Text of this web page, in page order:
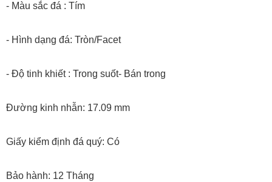
- Màu sắc đá : Tím
- Hình dạng đá: Tròn/Facet
- Độ tinh khiết : Trong suốt- Bán trong
Đường kinh nhẫn: 17.09 mm
Giấy kiểm định đá quý: Có
Bảo hành: 12 Tháng